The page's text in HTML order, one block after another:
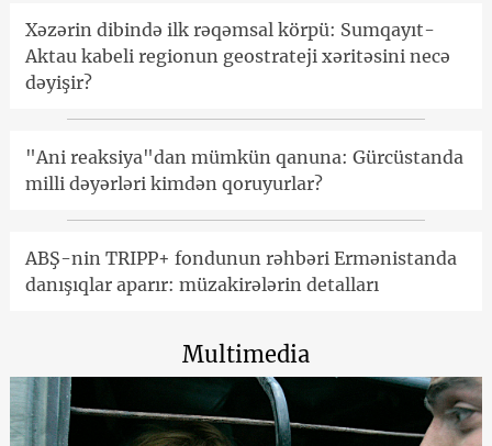
Xəzərin dibində ilk rəqəmsal körpü: Sumqayıt-
Aktau kabeli regionun geostrateji xəritəsini necə
dəyişir?
"Ani reaksiya"dan mümkün qanuna: Gürcüstanda
milli dəyərləri kimdən qoruyurlar?
ABŞ-nin TRIPP+ fondunun rəhbəri Ermənistanda
danışıqlar aparır: müzakirələrin detalları
Multimedia